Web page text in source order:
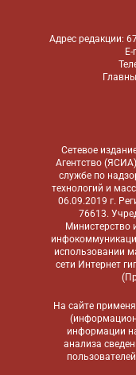
Адрес редакции:
Сетевое
Агентство
службе по
технологий и
06.09.2019 г.
76613.
Министерство
использовании
сети Интернет
(
На сайте
информации
анализа